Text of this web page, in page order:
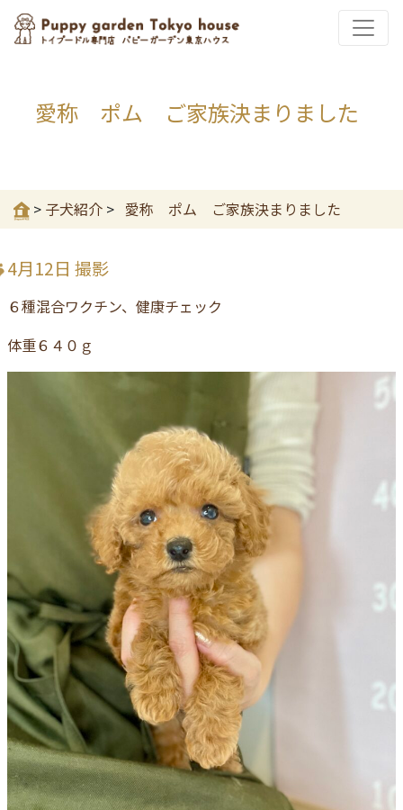
愛称 ポム ご家族決まりました
> 子犬紹介 > 愛称 ポム ご家族決まりました
4月12日 撮影
６種混合ワクチン、健康チェック
体重６４０ｇ